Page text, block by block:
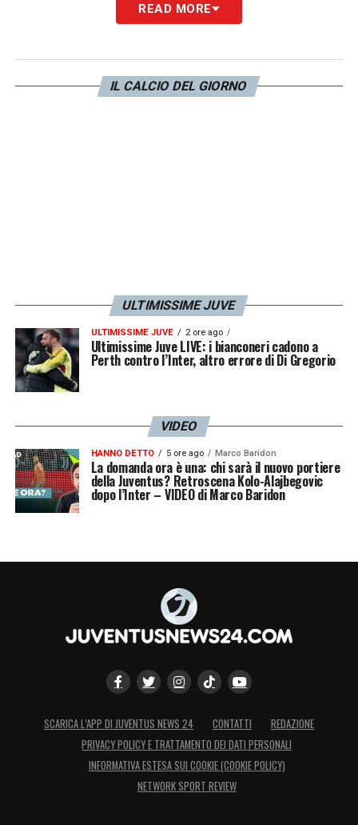
READ MORE
IL CALCIO DEL GIORNO
ULTIMISSIME JUVE
ULTIMISSIME JUVE 2 ore ago
Ultimissime Juve LIVE: i bianconeri cadono a
Perth contro l’Inter, altro errore di Di Gregorio
VIDEO
HANNO DETTO 5 ore ago Marco Baridon
La domanda ora è una: chi sarà il nuovo portiere
della Juventus? Retroscena Kolo-Alajbegovic
dopo l’Inter – VIDEO di Marco Baridon
SCARICA L’APP DI JUVENTUS NEWS 24 CONTATTI
REDAZIONE
PRIVACY POLICY E TRATTAMENTO DEI DATI PERSONALI
INFORMATIVA ESTESA SUI COOKIE (COOKIE POLICY)
NETWORK SPORT REVIEW